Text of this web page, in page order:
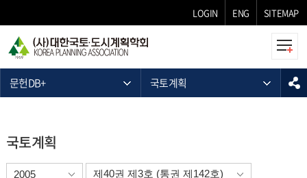
LOGIN ENG SITEMAP
문헌DB+ 국토계획
국토계획